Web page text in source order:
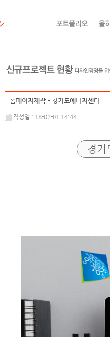
홈페이지제작 - 경기도에너지센터
작성일 : 18-02-01 14:44
경기